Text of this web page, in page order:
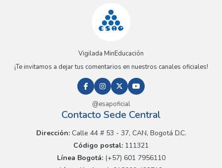
Vigilada MinEducación
¡Te invitamos a dejar tus comentarios en nuestros canales oficiales!
@esapoficial
Contacto Sede Central
Dirección:Calle 44 # 53 - 37, CAN, Bogotá D.C.
Código postal: 111321
Línea Bogotá:(+57) 601 7956110